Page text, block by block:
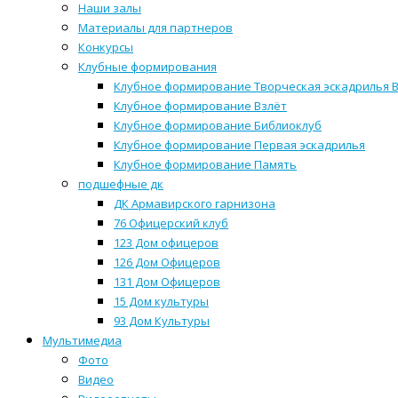
Наши залы
Материалы для партнеров
Конкурсы
Клубные формирования
Клубное формирование Творческая эскадрилья
Клубное формирование Взлёт
Клубное формирование Библиоклуб
Клубное формирование Первая эскадрилья
Клубное формирование Память
подшефные дк
ДК Армавирского гарнизона
76 Офицерский клуб
123 Дом офицеров
126 Дом Офицеров
131 Дом Офицеров
15 Дом культуры
93 Дом Культуры
Мультимедиа
Фото
Видео